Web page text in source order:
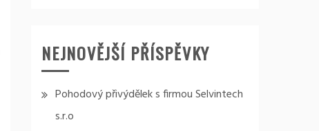
NEJNOVĚJŠÍ PŘÍSPĚVKY
Pohodový přivýdělek s firmou Selvintech
s.r.o